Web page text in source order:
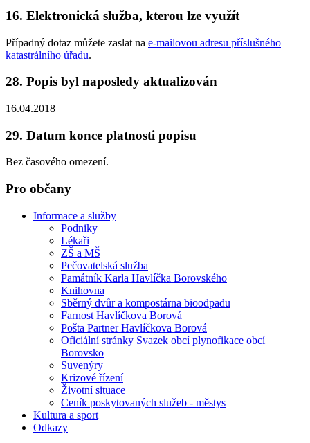
16. Elektronická služba, kterou lze využít
Případný dotaz můžete zaslat na e-mailovou adresu příslušného
katastrálního úřadu.
28. Popis byl naposledy aktualizován
16.04.2018
29. Datum konce platnosti popisu
Bez časového omezení.
Pro občany
Informace a služby
Podniky
Lékaři
ZŠ a MŠ
Pečovatelská služba
Památník Karla Havlíčka Borovského
Knihovna
Sběrný dvůr a kompostárna bioodpadu
Farnost Havlíčkova Borová
Pošta Partner Havlíčkova Borová
Oficiální stránky Svazek obcí plynofikace obcí
Borovsko
Suvenýry
Krizové řízení
Životní situace
Ceník poskytovaných služeb - městys
Kultura a sport
Odkazy